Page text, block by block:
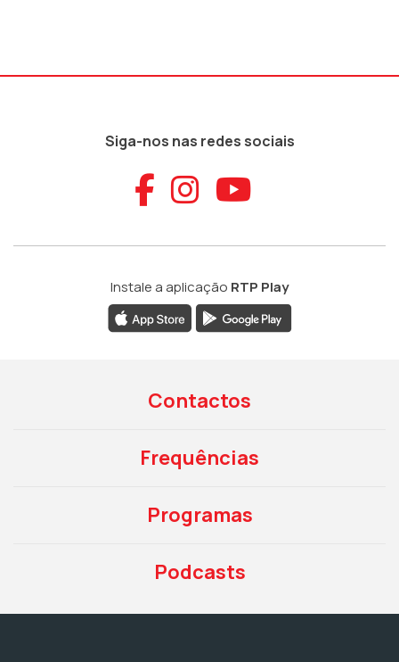
Siga-nos nas redes sociais
Aceder ao
Aceder ao
Aceder
Instale a aplicação RTP Play
Contactos
Frequências
Programas
Podcasts